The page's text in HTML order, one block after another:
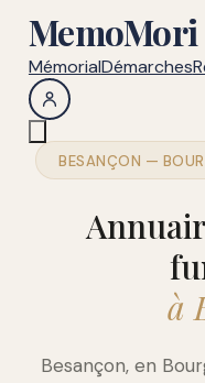
MemoMori
MémorialDémarches
BESANÇON —
à
Besançon, en